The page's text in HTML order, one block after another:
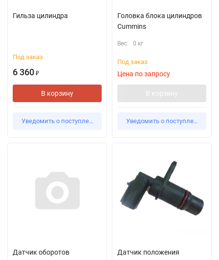
Гильза цилиндра
Под заказ
6 360 ₽
В корзину
Уведомить о поступлении
Головка блока цилиндров
Cummins
Вес: 0 кг
Под заказ
Цена по запросу
В корзину
Уведомить о поступлении
Датчик оборотов
Датчик положения